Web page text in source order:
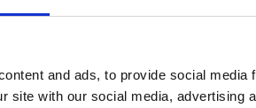
and ads, to provide social
site with our social media, advertising